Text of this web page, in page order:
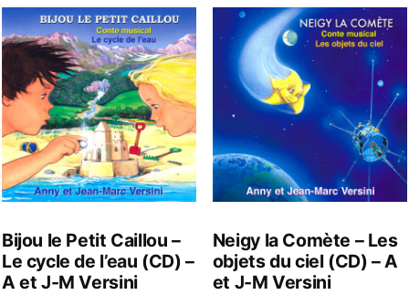
Bijou le Petit Caillou –
Le cycle de l’eau (CD) –
A et J-M Versini
Neigy la Comète – Les
objets du ciel (CD) – A
et J-M Versini